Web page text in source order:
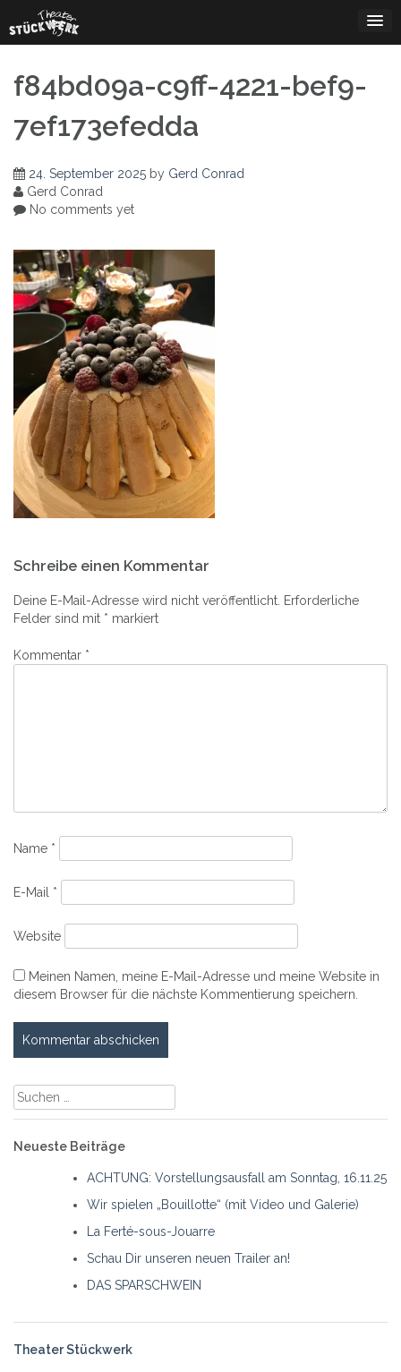
to
content
f84bd09a-c9ff-4221-bef9-
7ef173efedda
24. September 2025 by Gerd Conrad
Gerd Conrad
No comments yet
Navigation
Schreibe einen Kommentar
Deine E-Mail-Adresse wird nicht veröffentlicht. Erforderliche
Felder sind mit * markiert
Kommentar *
Name *
E-Mail *
Website
Meinen Namen, meine E-Mail-Adresse und meine Website in
diesem Browser für die nächste Kommentierung speichern.
Suche
nach:
Neueste Beiträge
ACHTUNG: Vorstellungsausfall am Sonntag, 16.11.25
Wir spielen „Bouillotte“ (mit Video und Galerie)
La Ferté-sous-Jouarre
Schau Dir unseren neuen Trailer an!
DAS SPARSCHWEIN
Theater Stückwerk